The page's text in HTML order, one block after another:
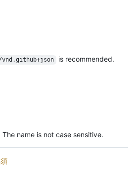
is recommended.
name is not case sensitive.